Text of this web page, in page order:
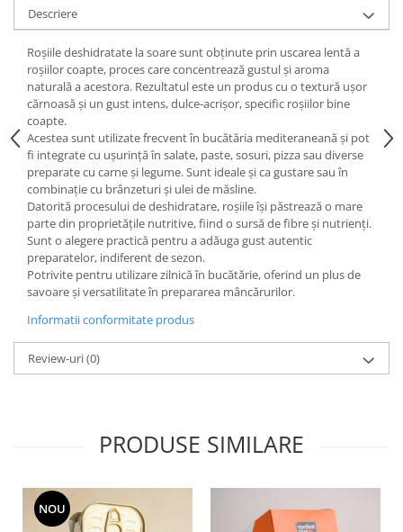
Descriere
Roșiile deshidratate la soare sunt obținute prin uscarea lentă a
roșiilor coapte, proces care concentrează gustul și aroma
naturală a acestora. Rezultatul este un produs cu o textură ușor
cărnoasă și un gust intens, dulce-acrișor, specific roșiilor bine
coapte.
Acestea sunt utilizate frecvent în bucătăria mediteraneană și pot
fi integrate cu ușurință în salate, paste, sosuri, pizza sau diverse
preparate cu carne și legume. Sunt ideale și ca gustare sau în
combinație cu brânzeturi și ulei de măsline.
Datorită procesului de deshidratare, roșiile își păstrează o mare
parte din proprietățile nutritive, fiind o sursă de fibre și nutrienți.
Sunt o alegere practică pentru a adăuga gust autentic
preparatelor, indiferent de sezon.
Potrivite pentru utilizare zilnică în bucătărie, oferind un plus de
savoare și versatilitate în prepararea mâncărurilor.
Informatii conformitate produs
Review-uri(0)
PRODUSE SIMILARE
NOU